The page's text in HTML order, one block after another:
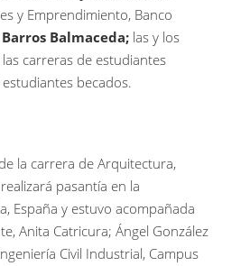
y Emprendimiento, Banco
Balmaceda; las y los
carreras de estudiantes
becados.
la carrera de Arquitectura,
pasantía en la
España y estuvo acompañada
Anita Catricura; Ángel González
Civil Industrial, Campus